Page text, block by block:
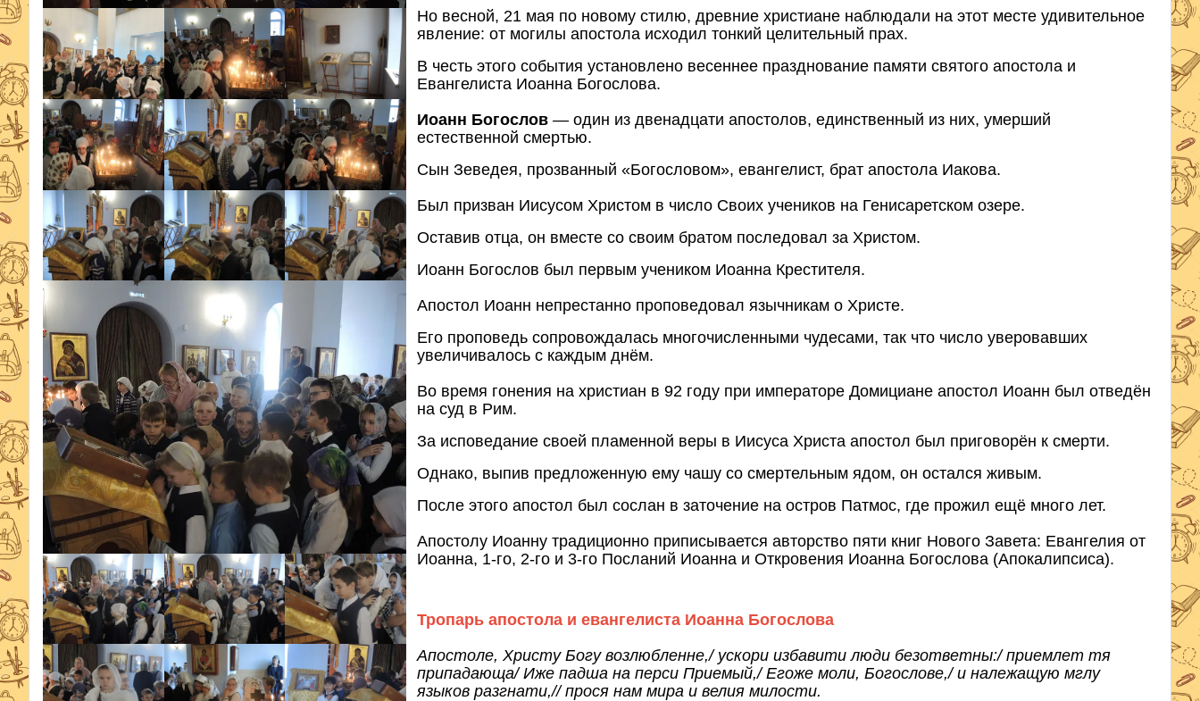
Но весной, 21 мая по новому стилю, древние христиане наблюдали на этот месте удивительное
явление: от могилы апостола исходил тонкий целительный прах.
В честь этого события установлено весеннее празднование памяти святого апостола и
Евангелиста Иоанна Богослова.
Иоанн Богослов — один из двенадцати апостолов, единственный из них, умерший
естественной смертью.
Сын Зеведея, прозванный «Богословом», евангелист, брат апостола Иакова.
Был призван Иисусом Христом в число Своих учеников на Генисаретском озере.
Оставив отца, он вместе со своим братом последовал за Христом.
Иоанн Богослов был первым учеником Иоанна Крестителя.
Апостол Иоанн непрестанно проповедовал язычникам о Христе.
Его проповедь сопровождалась многочисленными чудесами, так что число уверовавших
увеличивалось с каждым днём.
Во время гонения на христиан в 92 году при императоре Домициане апостол Иоанн был отведён
на суд в Рим.
За исповедание своей пламенной веры в Иисуса Христа апостол был приговорён к смерти.
Однако, выпив предложенную ему чашу со смертельным ядом, он остался живым.
После этого апостол был сослан в заточение на остров Патмос, где прожил ещё много лет.
Апостолу Иоанну традиционно приписывается авторство пяти книг Нового Завета: Евангелия от
Иоанна, 1-го, 2-го и 3-го Посланий Иоанна и Откровения Иоанна Богослова (Апокалипсиса).
Тропарь апостола и евангелиста Иоанна Богослова
Апостоле, Христу Богу возлюбленне,/ ускори избавити люди безответны:/ приемлет тя
припадающа/ Иже падша на перси Приемый,/ Егоже моли, Богослове,/ и належащую мглу
языков разгнати,// прося нам мира и велия милости.